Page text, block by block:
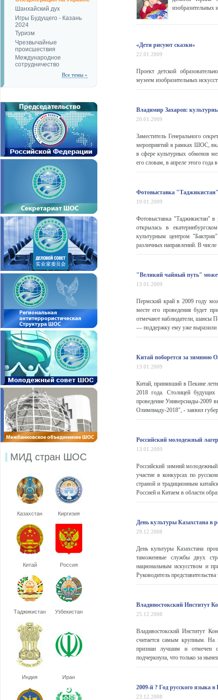
Шанхайский дух
Игры Будущего - Казань
2024
Туризм
Чрезвычайные
происшествия
Международное
сотрудничество
Все темы »
МИД стран ШОС
Казахстан Киргизия
Китай Россия
Таджикистан Узбекистан
Индия Иран
«Дети рисуют сказки»
22.01.2009
Проект детской
музеем изобразительных
Владимир Захаров:
20.01.2009
Заместитель Генерального
мероприятий в рамках ШОС,
в сфере культурных обменов
его словам, в апреле этого года
Фотовыставка
19.01.2009
Фотовыставка "Таджикистан"
открылась в
культурным центром
различных направлений. В
"Великий чайный путь"
13.01.2009
Пермский край в 2009 году
месте его проведения будет
отмечают наблюдатели, шансы
— поддержку ему уже выразили
Китай поборется за зимнюю
13.01.2009
Китай, принявший в Пекине
2018 года. Столицей
проведение Универсиады-2009
Олимпиаду-2018", - заявил
Российский молодежный
13.01.2009
Российский зимний молодежный
участие в конкурсах по
страной и традиционным
Россией и Китаем в области
День культуры Казахстана в
29.12.2008
День культуры Казахстана
таможенные службы двух
национальным искусством и
Руководитель
Владивостокский Институт
25.12.2008
Владивостокский Институт
считается самым крупным. На
признан лучшим и отмечен
подчеркнула, что только за
2009-й ? Год русского языка
23.12.2008